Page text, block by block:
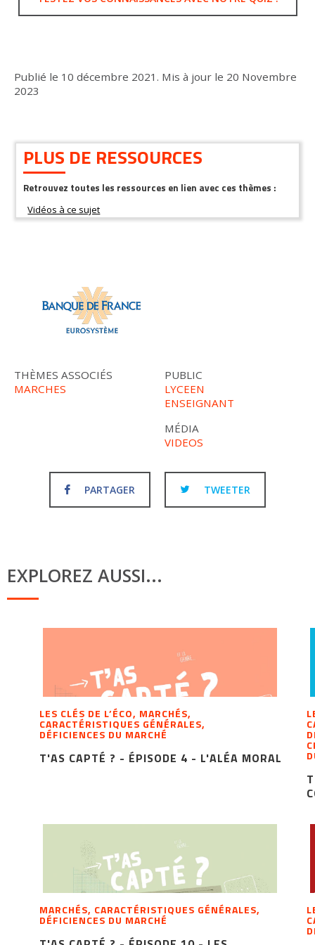
Publié le 10 décembre 2021 . Mis à jour le 20 Novembre
2023
PLUS DE RESSOURCES
Retrouvez toutes les ressources en lien avec ces thèmes :
THÈMES ASSOCIÉS
MARCHES
PUBLIC
LYCEEN
ENSEIGNANT
MÉDIA
VIDEOS
PARTAGER TWEETER
EXPLOREZ AUSSI...
LES CLÉS DE L’ÉCO, MARCHÉS,
CARACTÉRISTIQUES GÉNÉRALES,
DÉFICIENCES DU MARCHÉ
T'AS CAPTÉ ? - ÉPISODE 4 - L'ALÉA MORAL
MARCHÉS, CARACTÉRISTIQUES GÉNÉRALES,
DÉFICIENCES DU MARCHÉ